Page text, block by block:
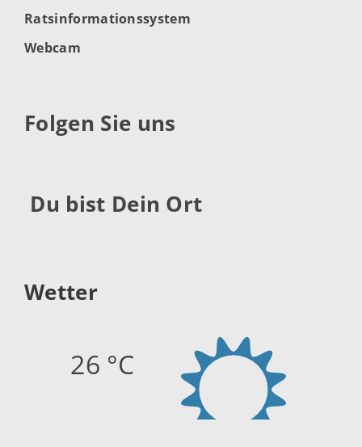
Ratsinformationssystem
Webcam
Folgen Sie uns
Du bist Dein Ort
Wetter
26 °C